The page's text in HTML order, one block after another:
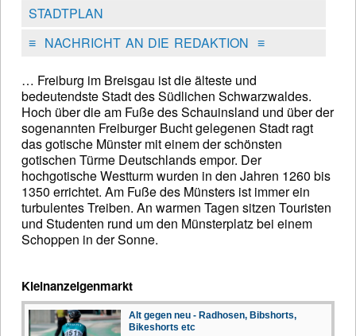
STADTPLAN
≡NACHRICHT AN DIE REDAKTION ≡
… Freiburg im Breisgau ist die älteste und
bedeutendste Stadt des Südlichen Schwarzwaldes.
Hoch über die am Fuße des Schauinsland und über der
sogenannten Freiburger Bucht gelegenen Stadt ragt
das gotische Münster mit einem der schönsten
gotischen Türme Deutschlands empor. Der
hochgotische Westturm wurden in den Jahren 1260 bis
1350 errichtet. Am Fuße des Münsters ist immer ein
turbulentes Treiben. An warmen Tagen sitzen Touristen
und Studenten rund um den Münsterplatz bei einem
Schoppen in der Sonne.
Kleinanzeigenmarkt
Alt gegen neu - Radhosen, Bibshorts,
Bikeshorts etc